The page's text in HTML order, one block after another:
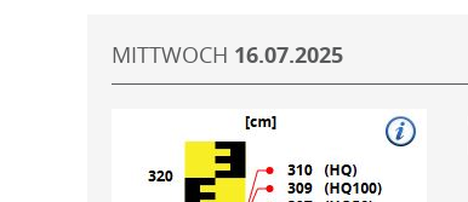
MITTWOCH 16.07.2025